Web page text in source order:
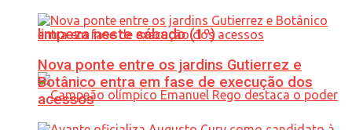
limpeza neste sábado (1º)
Nova ponte entre os jardins Gutierrez e
Botânico entra em fase de execução dos
acessos